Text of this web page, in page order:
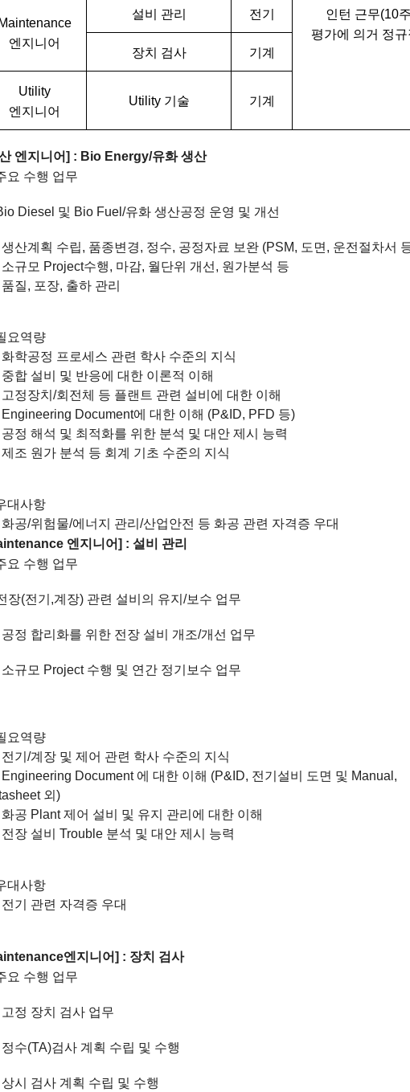
인턴 근무(10
평가에 의거 정
Maintenance
엔지니어
설비 관리 전기
장치 검사 기계
Utility
엔지니어
Utility 기술 기계
엔지니어] : Bio Energy/유화 생산
요 수행 업무
Diesel 및 Bio Fuel/유화 생산공정 운영 및 개선
생산계획 수립, 품종변경, 정수, 공정자료 보완(PSM, 도면 , 운전절차서
소규모 Project수행, 마감, 월단위 개선 , 원가분석 등
품질, 포장, 출하 관리
요역량
화학공정 프로세스 관련 학사 수준의 지식
중합 설비 및 반응에 대한 이론적 이해
고정장치 /회전체 등 플랜트 관련 설비에 대한 이해
Engineering Document에 대한 이해 (P&ID, PFD 등)
공정 해석 및 최적화를 위한 분석 및 대안 제시 능력
제조 원가 분석 등 회계 기초 수준의 지식
대사항
화공/위험물/에너지 관리 /산업안전 등 화공 관련 자격증 우대
엔지니어] : 설비 관리
요 수행 업무
장(전기 ,계장) 관련 설비의 유지 /보수 업무
공정 합리화를 위한 전장 설비 개조/개선 업무
소규모 Project 수행 및 연간 정기보수 업무
요역량
전기 /계장 및 제어 관련 학사 수준의 지식
Engineering Document 에 대한 이해 (P&ID, 전기설비 도면 및 Manual,
외 )
화공 Plant제어 설비 및 유지 관리에 대한 이해
전장 설비 Trouble 분석 및 대안 제시 능력
대사항
전기 관련 자격증 우대
엔지니어] : 장치 검사
요 수행 업무
고정 장치 검사 업무
정수(TA)검사 계획 수립 및 수행
상시 검사 계획 수립 및 수행